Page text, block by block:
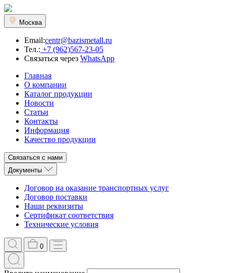
Москва
Email:centr@bazismetall.ru
Тел.: +7 (962)567-23-05
Связаться через WhatsApp
Главная
О компании
Каталог продукции
Новости
Статьи
Контакты
Информация
Качество продукции
Связаться с нами
Документы
Договор на оказание транспортных услуг
Договор поставки
Наши реквизиты
Сертификат соответствия
Технические условия
0